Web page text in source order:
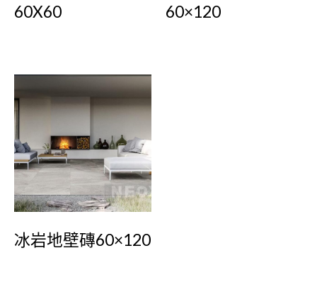
60X60
60×120
冰岩地壁磚60×120